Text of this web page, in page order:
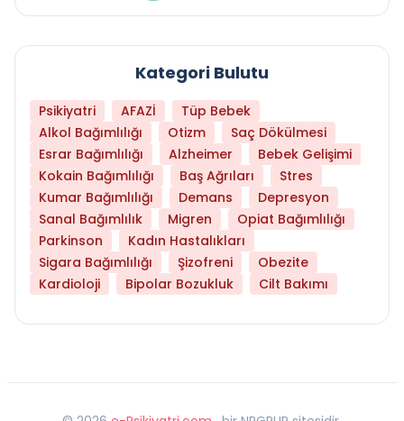
Kategori Bulutu
Psikiyatri AFAZİ
Tüp Bebek
Alkol Bağımlılığı
Otizm
Saç Dökülmesi
Esrar Bağımlılığı
Alzheimer
Bebek Gelişimi
Kokain Bağımlılığı
Baş Ağrıları
Stres
Kumar Bağımlılığı
Demans
Depresyon
Sanal Bağımlılık
Migren
Opiat Bağımlılığı
Parkinson
Kadın Hastalıkları
Sigara Bağımlılığı
Şizofreni
Obezite
Kardioloji
Bipolar Bozukluk Cilt Bakımı